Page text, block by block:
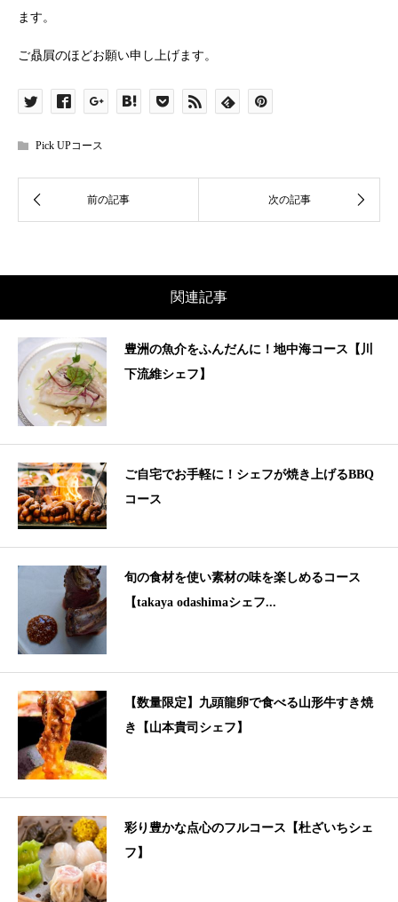
ます。
ご贔屓のほどお願い申し上げます。
Pick UPコース
関連記事
豊洲の魚介をふんだんに！地中海コース【川
下流維シェフ】
ご自宅でお手軽に！シェフが焼き上げるBBQ
コース
旬の食材を使い素材の味を楽しめるコース
【takaya odashimaシェフ...
【数量限定】九頭龍卵で食べる山形牛すき焼
き【山本貴司シェフ】
彩り豊かな点心のフルコース【杜ざいちシェ
フ】